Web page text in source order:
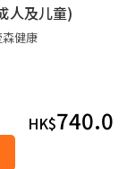
人及儿童)
健康
HK$740.0